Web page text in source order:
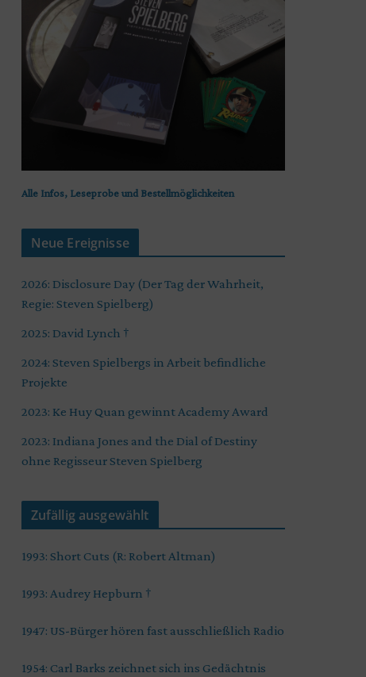
Alle Infos, Leseprobe und Bestellmöglichkeiten
Neue Ereignisse
2026: Disclosure Day (Der Tag der Wahrheit,
Regie: Steven Spielberg)
2025: David Lynch †
2024: Steven Spielbergs in Arbeit befindliche
Projekte
2023: Ke Huy Quan gewinnt Academy Award
2023: Indiana Jones and the Dial of Destiny
ohne Regisseur Steven Spielberg
Zufällig ausgewählt
1993: Short Cuts (R: Robert Altman)
1993: Audrey Hepburn †
1947: US-Bürger hören fast ausschließlich Radio
1954: Carl Barks zeichnet sich ins Gedächtnis